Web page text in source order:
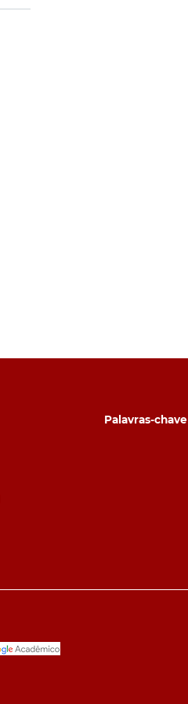
Palavras-chave